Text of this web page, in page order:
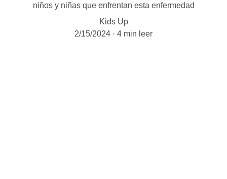
niños y niñas que enfrentan esta enfermedad
Kids Up
2/15/2024
4 min leer